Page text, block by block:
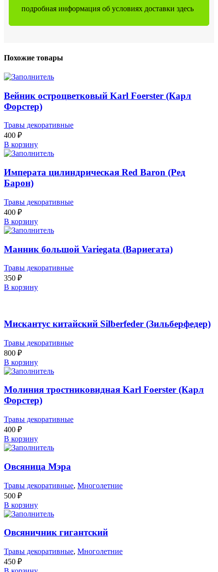
подробная информация об условиях доставки здесь
Похожие товары
Вейник остроцветковый Karl Foerster (Карл
Форстер)
Травы декоративные
400 ₽
В корзину
Императа цилиндрическая Red Baron (Ред
Барон)
Травы декоративные
400 ₽
В корзину
Манник большой Variegata (Вариегата)
Травы декоративные
350 ₽
В корзину
Мискантус китайский Silberfeder (Зильберфедер)
Травы декоративные
800 ₽
В корзину
Молиния тростниковидная Karl Foerster (Карл
Форстер)
Травы декоративные
400 ₽
В корзину
Овсяница Мэра
Травы декоративные, Многолетние
500 ₽
В корзину
Овсяничник гигантский
Травы декоративные, Многолетние
450 ₽